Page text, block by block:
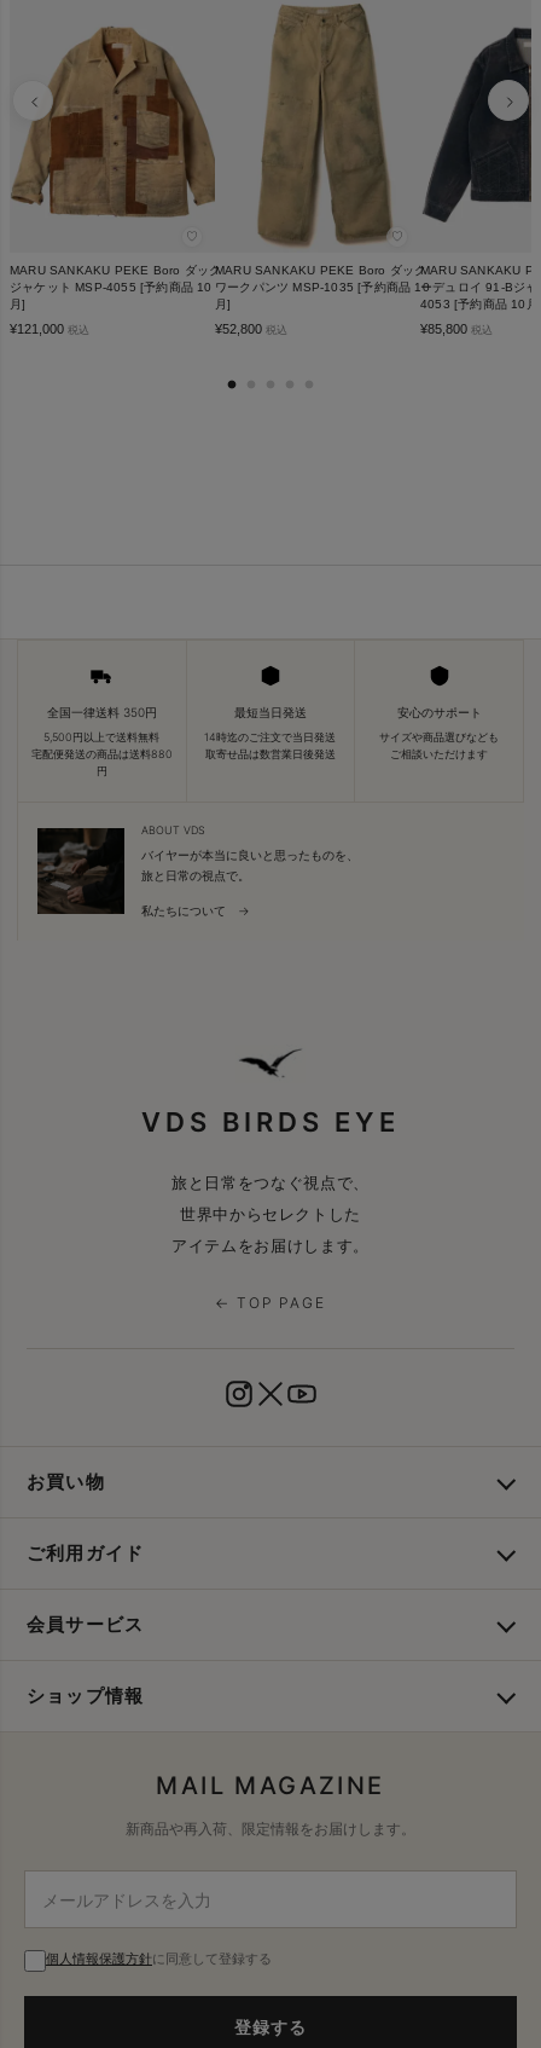
♡
MARU SANKAKU PEKE Boro ダック
ジャケット MSP-4055 [予約商品 10
月]
¥121,000 税込
♡
MARU SANKAKU PEKE Boro ダック
ワークパンツ MSP-1035 [予約商品 10
月]
¥52,800 税込
MARU SANKAKU
ーデュロイ 91-Bジ
4053 [予約商品 10月]
¥85,800 税込
全国一律送料 350円
5,500円以上で送料無料
宅配便発送の商品は送料880
円
最短当日発送
14時迄のご注文で当日発送
取寄せ品は数営業日後発送
安心のサポート
サイズや商品選びなども
ご相談いただけます
ABOUT VDS
バイヤーが本当に良いと思ったものを、
旅と日常の視点で。
私たちについて →
VDS BIRDS EYE
旅と日常をつなぐ視点で、
世界中からセレクトした
アイテムをお届けします。
← TOP PAGE
お買い物
ご利用ガイド
会員サービス
ショップ情報
MAIL MAGAZINE
新商品や再入荷、限定情報をお届けします。
個人情報保護方針に同意して登録する
登録する